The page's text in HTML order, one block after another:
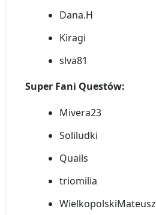
Dana.H
Kiragi
slva81
Super Fani Questów:
Mivera23
Soliludki
Quails
triomilia
WielkopolskiMateusz